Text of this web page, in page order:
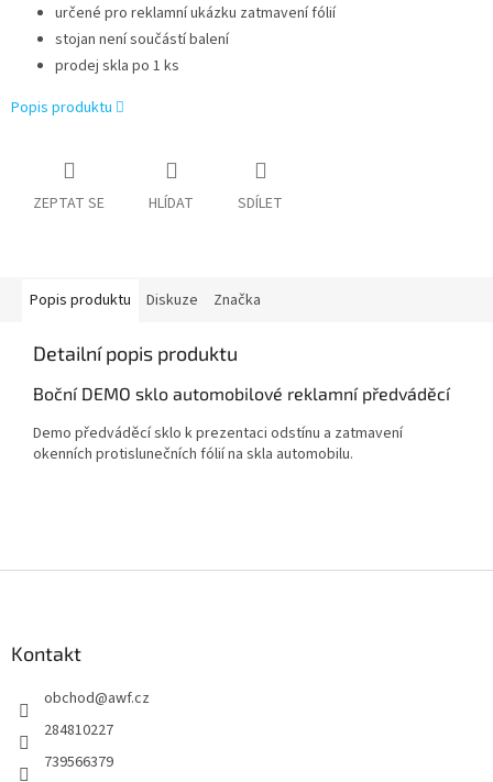
určené pro reklamní ukázku zatmavení fólií
stojan není součástí balení
prodej skla po 1 ks
Popis produktu
ZEPTAT SE HLÍDAT SDÍLET
Popis produktu Diskuze Značka
Detailní popis produktu
Boční DEMO sklo automobilové reklamní předváděcí
Demo předváděcí sklo k prezentaci odstínu a zatmavení
okenních protislunečních fólií na skla automobilu.
Kontakt
obchod@awf.cz
284810227
739566379